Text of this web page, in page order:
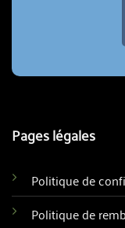
Pages légales
Politique de
Politique de